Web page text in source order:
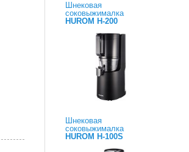
Шнековая
соковыжималка
HUROM H-200
Шнековая
соковыжималка
HUROM H-100S